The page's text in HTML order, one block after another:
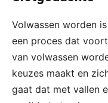
Volwassen worden
een proces dat
van volwassen
keuzes maakt en
gaat dat met vallen